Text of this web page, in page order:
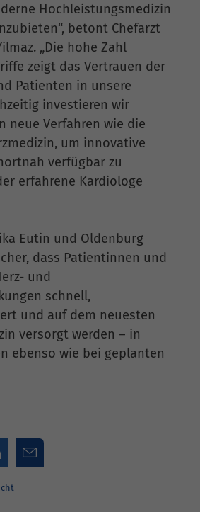
Hochleistungsmedizin
betont Chefarzt
„Die hohe Zahl
zeigt das Vertrauen der
Patienten in unsere
investieren wir
neue Verfahren wie die
um innovative
verfügbar zu
erfahrene Kardiologe
Eutin und Oldenburg
dass Patientinnen und
und
schnell,
und auf dem neuesten
versorgt werden – in
ebenso wie bei geplanten